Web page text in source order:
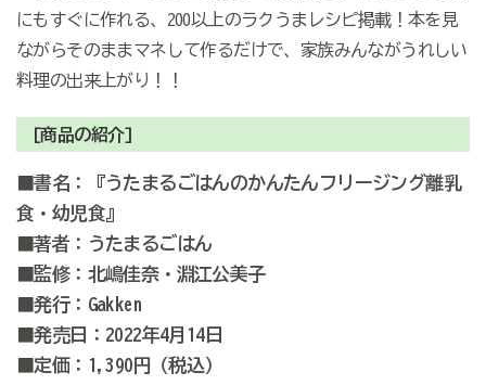
にもすぐに作れる、200以上のラクうまレシピ掲載！本を見
ながらそのままマネして作るだけで、家族みんながうれしい
料理の出来上がり！！
[商品の紹介]
■書名：『うたまるごはんのかんたんフリージング離乳
食・幼児食』
■著者：うたまるごはん
■監修：北嶋佳奈・淵江公美子
■発行：Gakken
■発売日：2022年4月14日
■定価：1,390円（税込）